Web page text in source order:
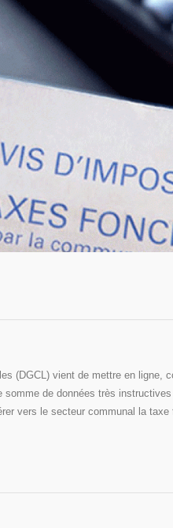
(DGCL) vient de mettre en ligne,
de données très
vers le secteur communal la taxe